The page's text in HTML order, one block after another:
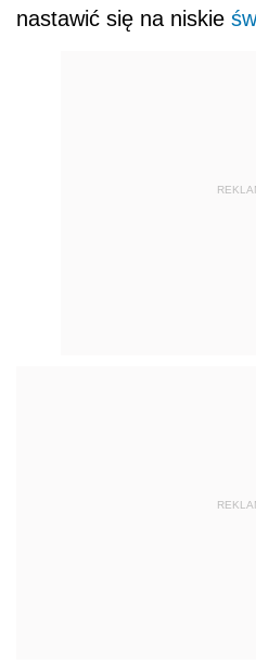
nastawić się na niskie